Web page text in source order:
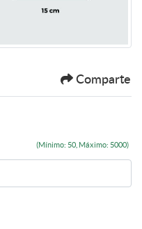
Comparte
(Mínimo: 50, Máximo: 5000)